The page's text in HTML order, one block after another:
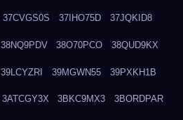
37CVGS0S 37IHO75D 37JQKID8
38NQ9PDV 38O70PCO 38QUD9KX
39LCYZRI 39MGWN55 39PXKH1B
3ATCGY3X 3BKC9MX3 3BORDPAR